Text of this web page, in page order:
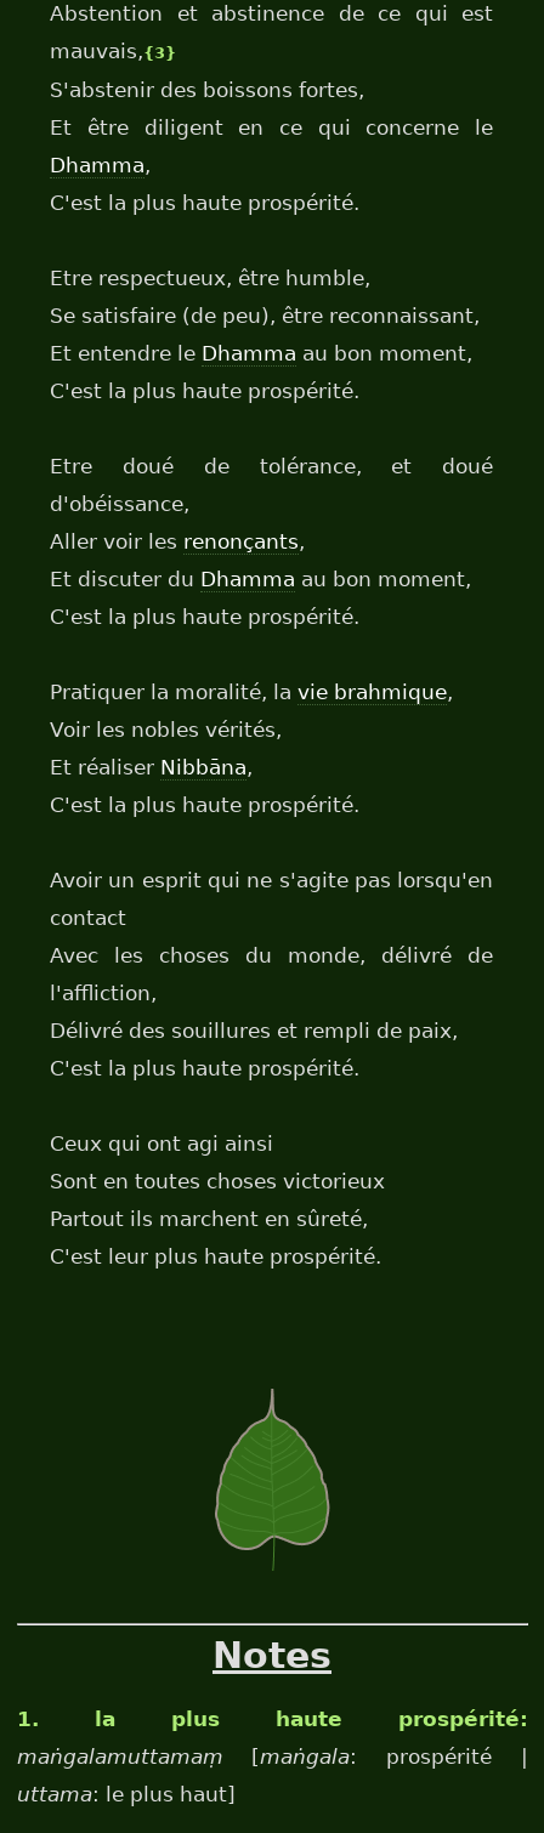
Abstention et abstinence de ce qui est
mauvais,{3}
S'abstenir des boissons fortes,
Et être diligent en ce qui concerne le
Dhamma,
C'est la plus haute prospérité.
Etre respectueux, être humble,
Se satisfaire (de peu), être reconnaissant,
Et entendre le Dhamma au bon moment,
C'est la plus haute prospérité.
Etre doué de tolérance, et doué
d'obéissance,
Aller voir les renonçants,
Et discuter du Dhamma au bon moment,
C'est la plus haute prospérité.
Pratiquer la moralité, lavie brahmique,
Voir les nobles vérités,
Et réaliser Nibbāna,
C'est la plus haute prospérité.
Avoir un esprit qui ne s'agite pas lorsqu'en
contact
Avec les choses du monde, délivré de
l'affliction,
Délivré des souillures et rempli de paix,
C'est la plus haute prospérité.
Ceux qui ont agi ainsi
Sont en toutes choses victorieux
Partout ils marchent en sûreté,
C'est leur plus haute prospérité.
Notes
1. la plus haute prospérité:
maṅgalamuttamaṃ [maṅgala: prospérité |
uttama: le plus haut]